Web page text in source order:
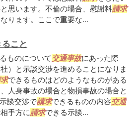
思います。不倫の場合、慰謝料請求
ります。ここで重要な...
こと
ものについて交通事故にあった際
）と示談交渉を進めることになりま
できるものはどのようなものがある
人身事故の場合と物損事故の場合と
談交渉で請求できるものの内容交通
手方に請求できる示談...